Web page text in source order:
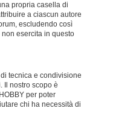
propria casella di
a ciascun autore
escludendo così
esercita in questo
tecnica e condivisione
Il nostro scopo è
per poter
chi ha necessità di